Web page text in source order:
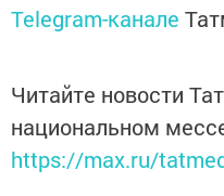
Telegram-канале
Читайте новости
национальном
https://max.ru/